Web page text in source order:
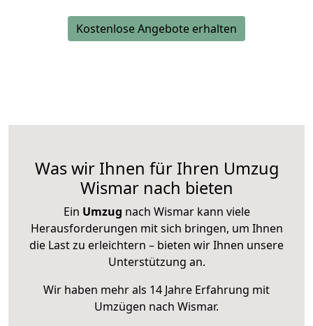
Kostenlose Angebote erhalten
Was wir Ihnen für Ihren Umzug
Wismar nach bieten
Ein Umzug nach Wismar kann viele
Herausforderungen mit sich bringen, um Ihnen
die Last zu erleichtern – bieten wir Ihnen unsere
Unterstützung an.
Wir haben mehr als 14 Jahre Erfahrung mit
Umzügen nach Wismar.